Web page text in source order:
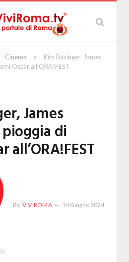
Cinema »
Kim Basinger, James
Oscar all’ORA!FEST
James
di
all’ORA!FEST
By VIVIROMA 14 Giugno 2024